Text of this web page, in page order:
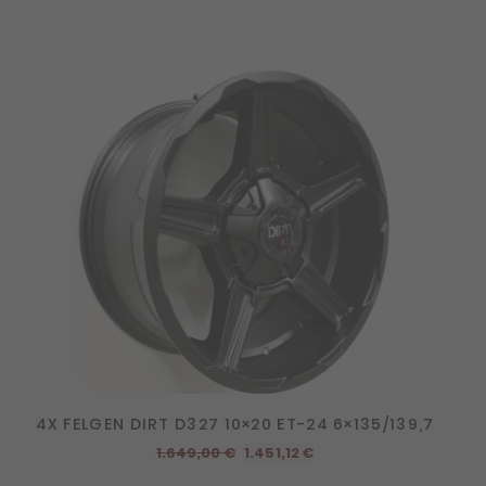
4X FELGEN DIRT D327 10×20 ET-24 6×135/139,7
1.649,00€ Ursprünglicher
1.451,12€Aktueller